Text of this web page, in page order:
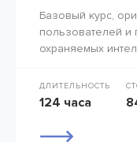
Базовый курс,
пользователей и
охраняемых
ДЛИТЕЛЬНОСТЬ
124 часа